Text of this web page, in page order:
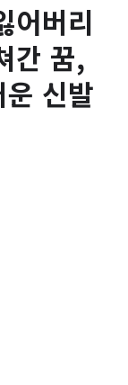
어버리
간 꿈,
신발